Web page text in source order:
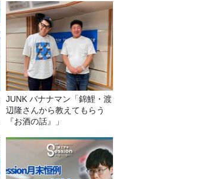
JUNK バナナマン「錦鯉・渡
辺隆さんから教えてもらう
『お酒の話』」